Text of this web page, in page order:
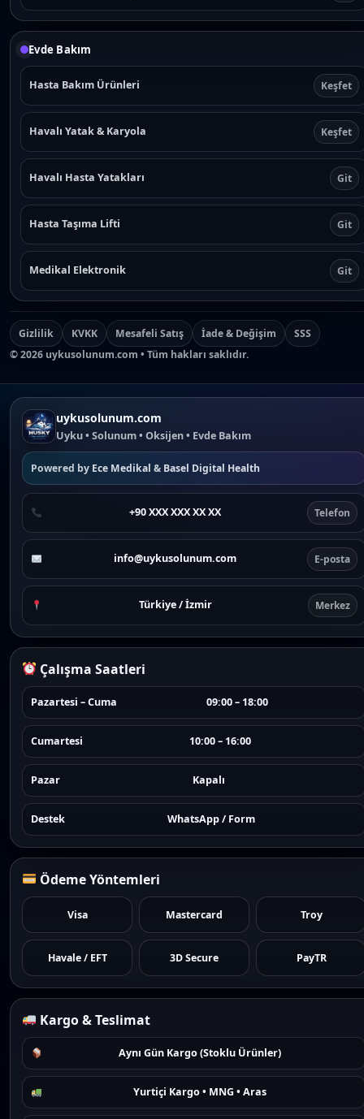
Evde Bakım
Hasta Bakım Ürünleri Keşfet
Havalı Yatak & Karyola Keşfet
Havalı Hasta Yatakları Git
Hasta Taşıma Lifti Git
Medikal Elektronik Git
Gizlilik KVKK Mesafeli Satış İade & Değişim
SSS
©2026 uykusolunum.com • Tüm hakları saklıdır.
uykusolunum.com
Uyku • Solunum • Oksijen • Evde Bakım
Powered by Ece Medikal & Basel Digital Health
+90 XXX XXX XX XX Telefon
info@uykusolunum.com E-posta
Türkiye / İzmir Merkez
Çalışma Saatleri
Pazartesi – Cuma 09:00 – 18:00
Cumartesi 10:00 – 16:00
Pazar Kapalı
Destek WhatsApp / Form
Ödeme Yöntemleri
Visa Mastercard Troy
Havale / EFT 3D Secure PayTR
Kargo & Teslimat
Aynı Gün Kargo (Stoklu Ürünler)
Yurtiçi Kargo • MNG • Aras